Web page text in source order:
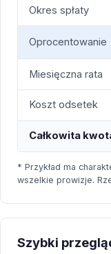
Okres spłaty
Oprocentowanie
Miesięczna rata
Koszt odsetek
Całkowita
* Przykład ma
wszelkie prowizje.
Szybki